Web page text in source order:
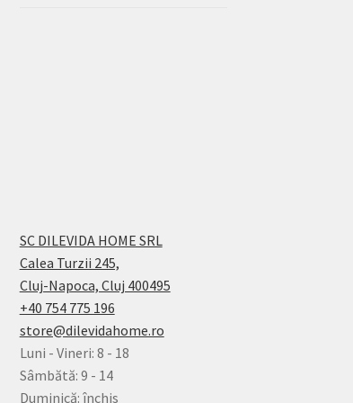
SC DILEVIDA HOME SRL
Calea Turzii 245,
Cluj-Napoca, Cluj 400495
+40 754 775 196
store@dilevidahome.ro
Luni - Vineri: 8 - 18
Sâmbătă: 9 - 14
Duminică: închis